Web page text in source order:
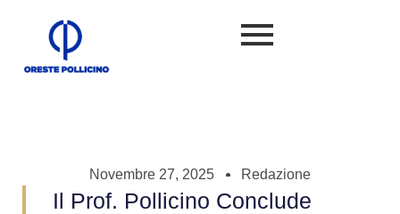
Novembre 27, 2025 Redazione
Il Prof. Pollicino Conclude